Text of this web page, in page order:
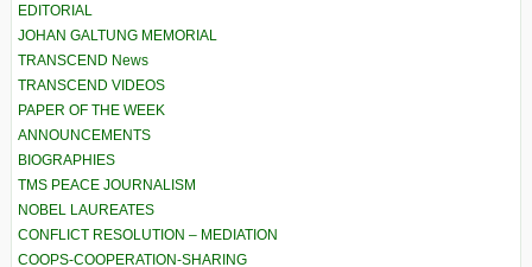
EDITORIAL
JOHAN GALTUNG MEMORIAL
TRANSCEND News
TRANSCEND VIDEOS
PAPER OF THE WEEK
ANNOUNCEMENTS
BIOGRAPHIES
TMS PEACE JOURNALISM
NOBEL LAUREATES
CONFLICT RESOLUTION – MEDIATION
COOPS-COOPERATION-SHARING